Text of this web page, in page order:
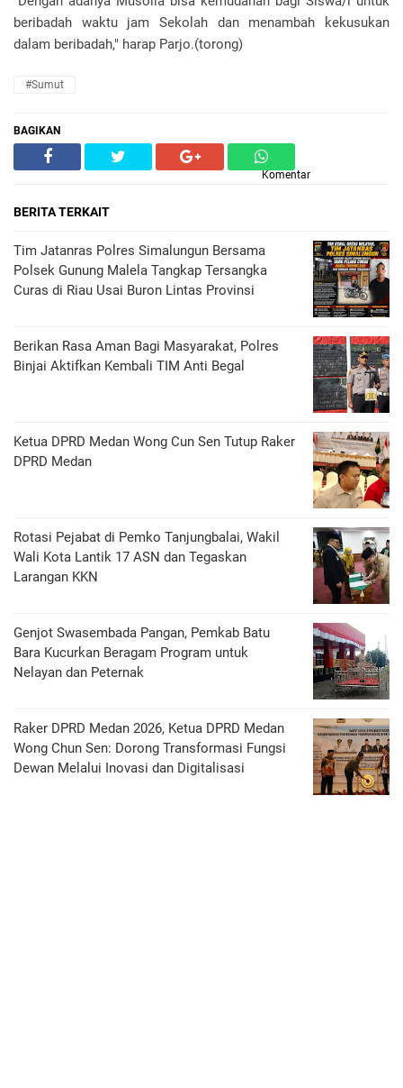
beribadah waktu jam Sekolah dan menambah kekusukan
dalam beribadah," harap Parjo.(torong)
#Sumut
BAGIKAN
Komentar
BERITA TERKAIT
Tim Jatanras Polres Simalungun Bersama
Polsek Gunung Malela Tangkap Tersangka
Curas di Riau Usai Buron Lintas Provinsi
Berikan Rasa Aman Bagi Masyarakat, Polres
Binjai Aktifkan Kembali TIM Anti Begal
Ketua DPRD Medan Wong Cun Sen Tutup Raker
DPRD Medan
Rotasi Pejabat di Pemko Tanjungbalai, Wakil
Wali Kota Lantik 17 ASN dan Tegaskan
Larangan KKN
Genjot Swasembada Pangan, Pemkab Batu
Bara Kucurkan Beragam Program untuk
Nelayan dan Peternak
Raker DPRD Medan 2026, Ketua DPRD Medan
Wong Chun Sen: Dorong Transformasi Fungsi
Dewan Melalui Inovasi dan Digitalisasi